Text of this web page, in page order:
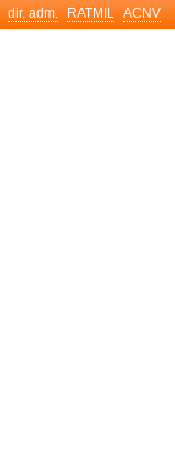
dir. adm. RATMIL ACNV